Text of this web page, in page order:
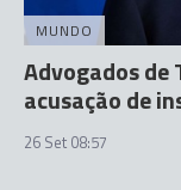
MUNDO
Advogados de
acusação de
26 Set 08:57